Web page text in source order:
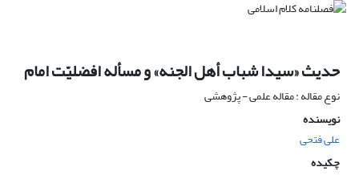
حدیث «سیدا شباب أهل الجنه» و مسأله افضلیّت امام
نوع مقاله : مقاله علمی - پژوهشی
نویسنده
علی فتحی
چکیده